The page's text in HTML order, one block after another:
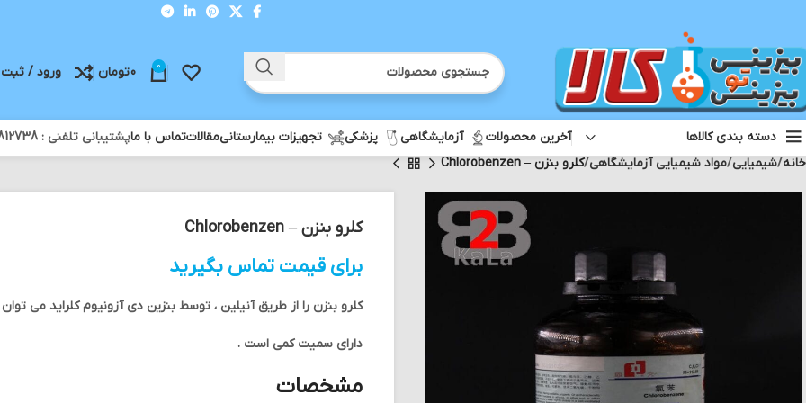
0
0تومان ورود / ثبت
دسته بندی کالاها آخرین محصولات آزمایشگاهی پزشکی تجهیزات بیمارستانیمقالاتتماس با ماپشتیبانی تلفنی : 02188812738 - ثبت سفارش واتس آپ : 09358812738
خانه شیمیایی مواد شیمیایی آزمایشگاهی کلرو بنزن – Chlorobenzen
کلرو بنزن – Chlorobenzen
برای قیمت تماس بگیرید
کلرو بنزن را از طریق آنیلین ، توسط بنزین دی آزونیوم کلراید می توان
دارای سمیت کمی است .
مشخصات